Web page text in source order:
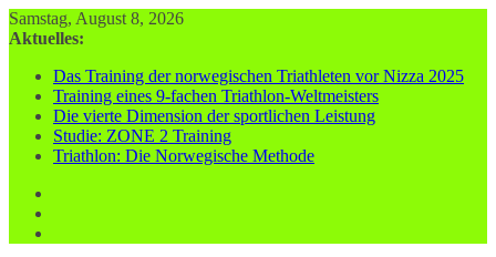
Zum
Inhalt
Samstag, August 8, 2026
Aktuelles:
Das Training der norwegischen Triathleten vor Nizza 2025
Training eines 9-fachen Triathlon-Weltmeisters
Die vierte Dimension der sportlichen Leistung
Studie: ZONE 2 Training
Triathlon: Die Norwegische Methode